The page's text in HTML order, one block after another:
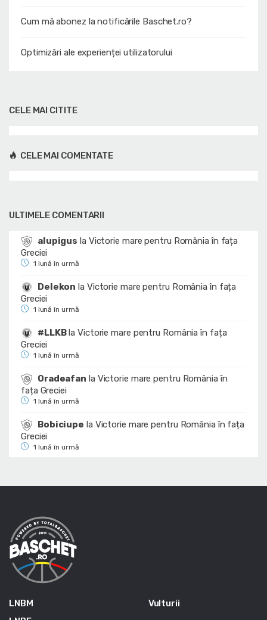
Cum mă abonez la notificările Baschet.ro?
Optimizări ale experienței utilizatorului
CELE MAI CITITE
CELE MAI COMENTATE
ULTIMELE COMENTARII
alupigus la Victorie mare pentru România în fața
Greciei
1 lună în urmă
Delekon la Victorie mare pentru România în fața
Greciei
1 lună în urmă
#LLKBlaVictorie mare pentru România în fața
Greciei
1 lună în urmă
Oradeafan la Victorie mare pentru România în
fața Greciei
1 lună în urmă
Bobiciupe la Victorie mare pentru România în fața
Greciei
1 lună în urmă
LNBM
Vulturii